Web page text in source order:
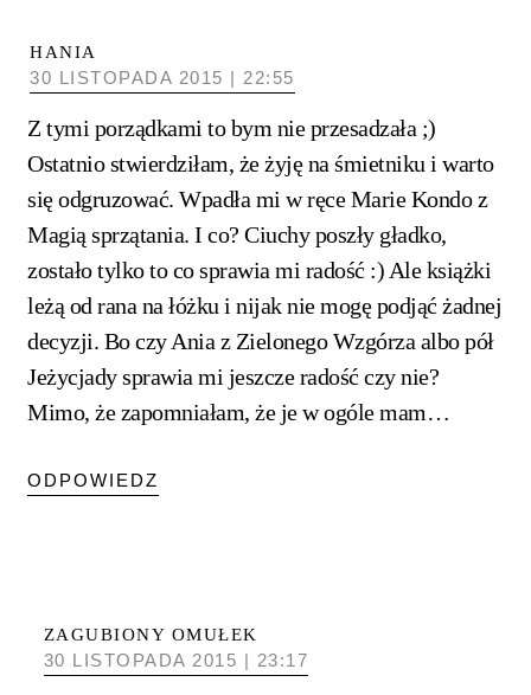
HANIA
30 LISTOPADA 2015 | 22:55
Z tymi porządkami to bym nie przesadzała ;)
Ostatnio stwierdziłam, że żyję na śmietniku i warto
się odgruzować. Wpadła mi w ręce Marie Kondo z
Magią sprzątania. I co? Ciuchy poszły gładko,
zostało tylko to co sprawia mi radość :) Ale książki
leżą od rana na łóżku i nijak nie mogę podjąć żadnej
decyzji. Bo czy Ania z Zielonego Wzgórza albo pół
Jeżycjady sprawia mi jeszcze radość czy nie?
Mimo, że zapomniałam, że je w ogóle mam…
ODPOWIEDZ
ZAGUBIONY OMUŁEK
30 LISTOPADA 2015 | 23:17